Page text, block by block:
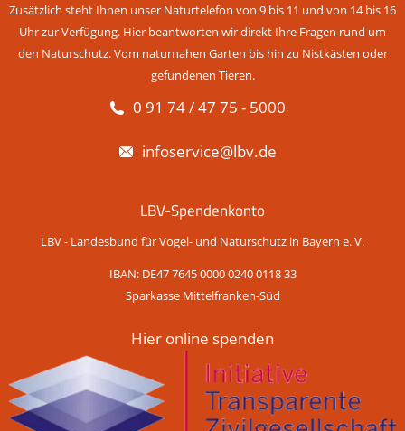
Zusätzlich steht Ihnen unser Naturtelefon von 9 bis 11 und von 14 bis 16
Uhr zur Verfügung. Hier beantworten wir direkt Ihre Fragen rund um
den Naturschutz. Vom naturnahen Garten bis hin zu Nistkästen oder
gefundenen Tieren.
0 91 74 / 47 75 - 5000
infoservice@lbv.de
LBV-Spendenkonto
LBV - Landesbund für Vogel- und Naturschutz in Bayern e. V.
IBAN: DE47 7645 0000 0240 0118 33
Sparkasse Mittelfranken-Süd
Hier online spenden